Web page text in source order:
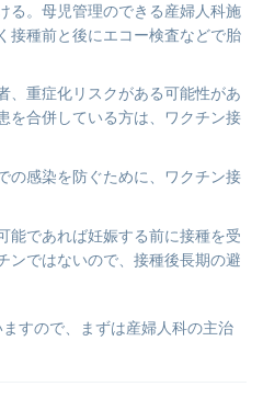
る。⺟児管理のできる産婦⼈科施
接種前と後にエコー検査などで胎
、重症化リスクがある可能性があ
を合併している⽅は、ワクチン接
の感染を防ぐために、ワクチン接
能であれば妊娠する前に接種を受
ンではないので、接種後⻑期の避
すので、まずは産婦⼈科の主治